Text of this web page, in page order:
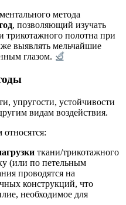
метода
, позволяющий изучать
трикотажного полотна при
выявлять мельчайшие
глазом.
упругости, устойчивости
видам воздействия.
ткани/трикотажного
(или по петельным
проводятся на
конструкций, что
необходимое для